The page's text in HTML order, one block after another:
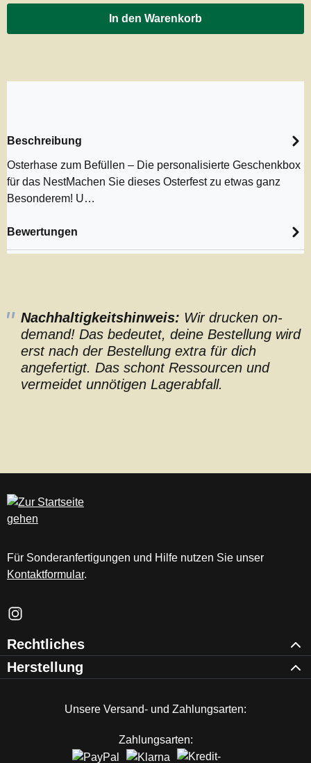
In den Warenkorb
Beschreibung
Osterhase zum Befüllen – Die personalisierte Geschenkbox
für das NestMachen Sie dieses Osterfest zu etwas ganz
Besonderem! U…
Bewertungen
Nachhaltigkeitshinweis: Wir drucken on-
demand! Das bedeutet, deine Bestellung wird
erst nach der Bestellung extra für dich
angefertigt. Das schont Ressourcen und
vermeidet unnötigen Lagerabfall.
Für Sonderanfertigungen und Hilfe nutzen Sie unser
Kontaktformular.
Schau auf Instagram vorbei – öffnet in neuem Tab (externer
Rechtliches
Herstellung
Unsere Versand- und Zahlungsarten:
Zahlungsarten: